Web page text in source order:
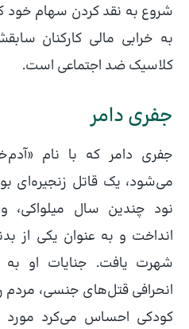
شروع به نقد کردن سهام خود
به خرابی مالی کارکنان
کلاسیک ضد اجتماعی است.
جفری دامر
جفری دامر که با نام
می‌شود، یک قاتل زنجیره‌ای
نود چندین سال
انداخت و به عنوان یکی از
شهرت یافت. جنایات او
انحرافی قتل‌های جنسی، مردم
کودکی احساس می‌کرد مورد